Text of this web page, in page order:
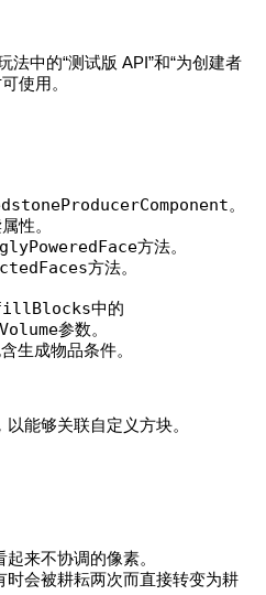
中的“测试版 API”和“为创建者
使用。
。
性。
方法。
方法。
中的
参数。
生成物品条件。
能够关联自定义方块。
来不协调的像素。
时会被耕耘两次而直接转变为耕